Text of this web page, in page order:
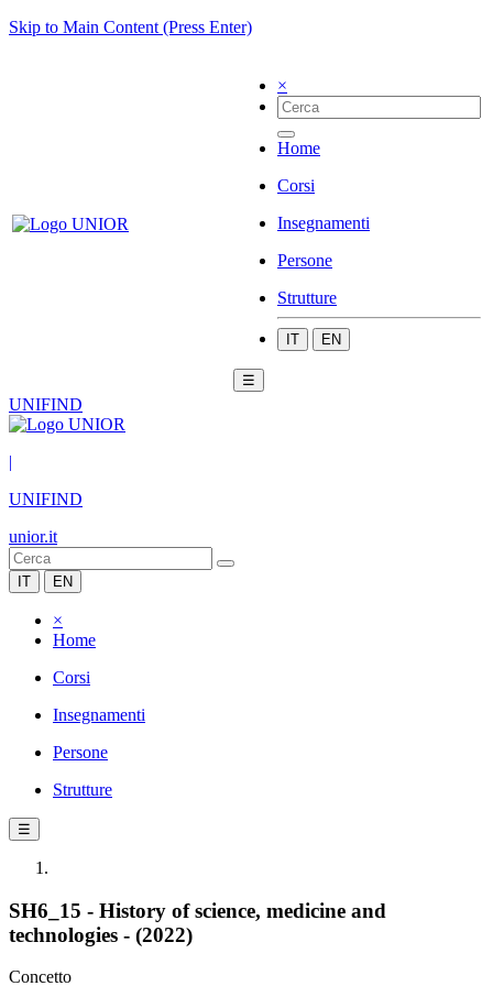
Skip to Main Content (Press Enter)
×
Home
Corsi
Insegnamenti
Persone
Strutture
IT EN
☰
UNIFIND
|
UNIFIND
unior.it
IT EN
×
Home
Corsi
Insegnamenti
Persone
Strutture
☰
SH6_15 - History of science, medicine and
technologies - (2022)
Concetto